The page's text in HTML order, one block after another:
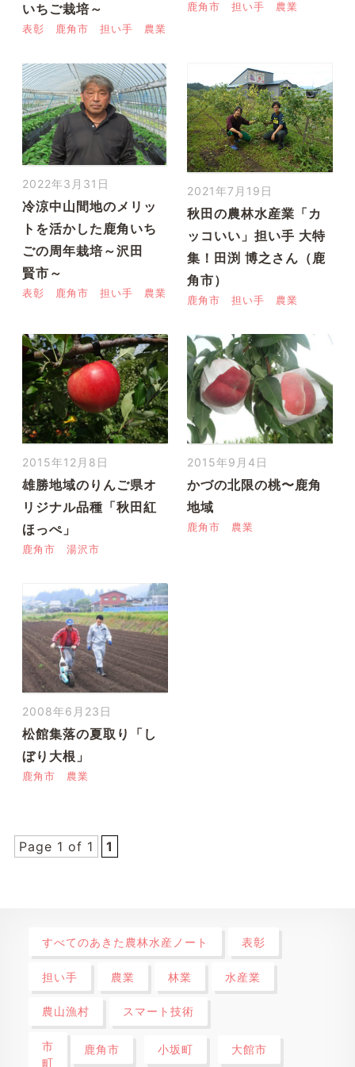
いちご栽培～
表彰 鹿角市 担い手 農業
鹿角市 担い手 農業
2022年3月31日
冷涼中山間地のメリッ
トを活かした鹿角いち
ごの周年栽培～沢田
賢市～
表彰 鹿角市 担い手 農業
2021年7月19日
秋田の農林水産業「カ
ッコいい」担い手 大特
集！田渕 博之さん（鹿
角市）
鹿角市 担い手 農業
2015年12月8日
雄勝地域のりんご県オ
リジナル品種「秋田紅
ほっぺ」
鹿角市 湯沢市
2015年9月4日
かづの北限の桃〜鹿角
地域
鹿角市 農業
2008年6月23日
松館集落の夏取り「し
ぼり大根」
鹿角市 農業
Page 1 of 1 1
すべてのあきた農林水産ノート 表彰
担い手 農業 林業 水産業
農山漁村 スマート技術
市
町
鹿角市 小坂町 大館市